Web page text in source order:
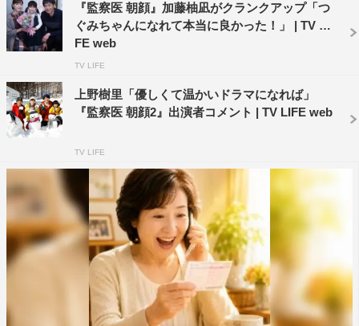
ぜひ注目いただきたいです！私個人としましては、田中シ
ェンの初ドラマ出演も見守っていただけたらうれしいで
い！」
『監察医 朝顔』
フジテレビ系
©フジテレビ
『監察医 朝顔』加藤柚凪がクランクアップ「つ
ぐみちゃんになれて本当に良かった！」 | TV LI
FE web
TV LIFE
上野樹里「優しくて温かいドラマになれば」
『監察医 朝顔2』出演者コメント | TV LIFE web
TV LIFE